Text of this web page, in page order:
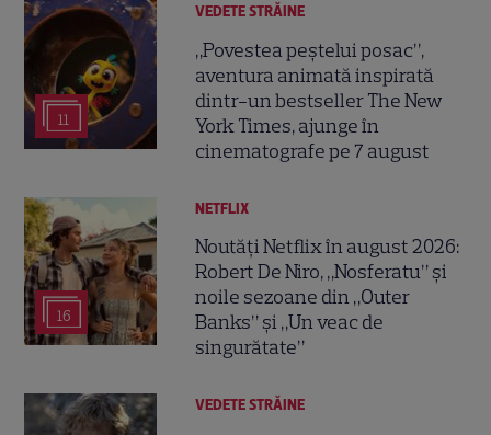
11
VEDETE STRĂINE
„Povestea peștelui posac”,
aventura animată inspirată
dintr-un bestseller The New
York Times, ajunge în
cinematografe pe 7 august
16
NETFLIX
Noutăți Netflix în august 2026:
Robert De Niro, „Nosferatu” și
noile sezoane din „Outer
Banks” și „Un veac de
singurătate”
VEDETE STRĂINE